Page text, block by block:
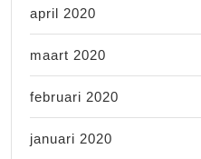
april 2020
maart 2020
februari 2020
januari 2020